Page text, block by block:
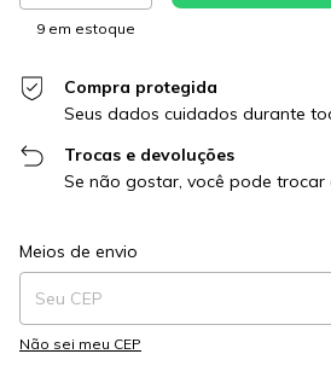
9 em estoque
Compra protegida
Seus dados cuidados durante
Trocas e devoluções
Se não gostar, você pode trocar
Entregas para o CEP:
Meios de envio
Não sei meu CEP